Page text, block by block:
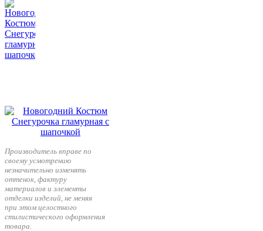
Производитель вправе по
своему усмотрению
незначительно изменять
оттенок, фактуру
материалов и элементы
отделки изделий, не меняя
при этом целостного
стилистического оформления
товара.